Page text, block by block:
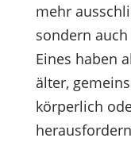
mehr
sondern
Eines haben
älter,
körperlich